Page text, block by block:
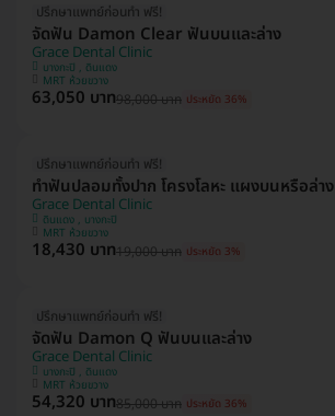
ปรึกษาแพทย์ก่อนทำ ฟรี!
จัดฟัน Damon Clear ฟันบนและล่าง
Grace Dental Clinic
บางกะปิ , ดินแดง
MRT ห้วยขวาง
63,050 บาท98,000 บาท ประหยัด 36%
ปรึกษาแพทย์ก่อนทำ ฟรี!
ทำฟันปลอมทั้งปาก โครงโลหะ แผงบนหรือล่าง
Grace Dental Clinic
ดินแดง , บางกะปิ
MRT ห้วยขวาง
18,430 บาท19,000 บาท ประหยัด 3%
ปรึกษาแพทย์ก่อนทำ ฟรี!
จัดฟัน Damon Q ฟันบนและล่าง
Grace Dental Clinic
บางกะปิ , ดินแดง
MRT ห้วยขวาง
54,320 บาท85,000 บาท ประหยัด 36%